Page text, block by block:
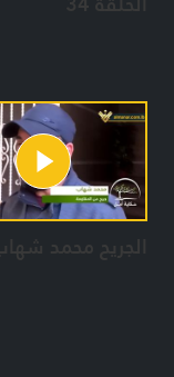
الجريح محمد شهاب